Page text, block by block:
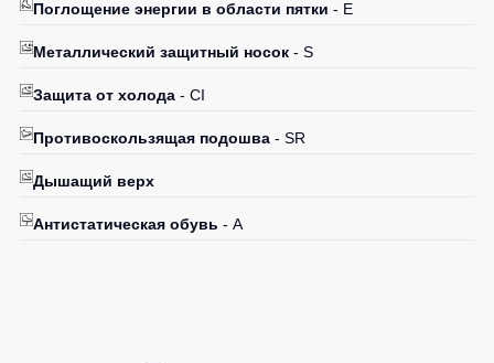
Поглощение энергии в области пятки - E
Металлический защитный носок - S
Защита от холода - CI
Противоскользящая подошва - SR
Дышащий верх
Антистатическая обувь - A